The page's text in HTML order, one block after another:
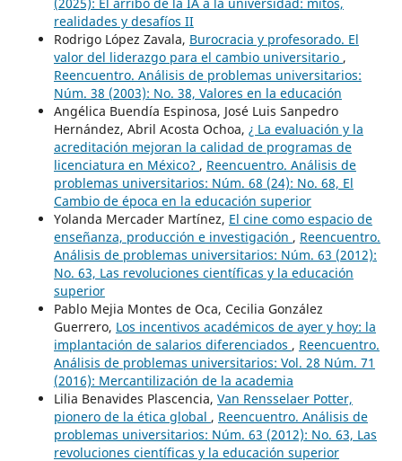
realidades y desafíos II
Rodrigo López Zavala, Burocracia y profesorado. El
valor del liderazgo para el cambio universitario ,
Reencuentro. Análisis de problemas universitarios:
Núm. 38 (2003): No. 38, Valores en la educación
Angélica Buendía Espinosa, José Luis Sanpedro
Hernández, Abril Acosta Ochoa, ¿ La evaluación y la
acreditación mejoran la calidad de programas de
licenciatura en México? , Reencuentro. Análisis de
problemas universitarios: Núm. 68 (24): No. 68, El
Cambio de época en la educación superior
Yolanda Mercader Martínez, El cine como espacio de
enseñanza, producción e investigación , Reencuentro.
Análisis de problemas universitarios: Núm. 63 (2012):
No. 63, Las revoluciones científicas y la educación
superior
Pablo Mejia Montes de Oca, Cecilia González
Guerrero, Los incentivos académicos de ayer y hoy: la
implantación de salarios diferenciados , Reencuentro.
Análisis de problemas universitarios: Vol. 28 Núm. 71
(2016): Mercantilización de la academia
Lilia Benavides Plascencia, Van Rensselaer Potter,
pionero de la ética global , Reencuentro. Análisis de
problemas universitarios: Núm. 63 (2012): No. 63, Las
revoluciones científicas y la educación superior